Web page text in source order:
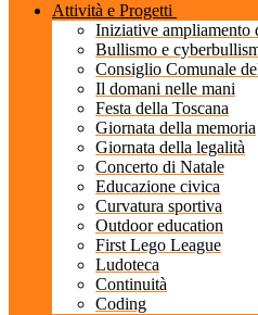
Attività e Progetti
Iniziative ampliamento
Bullismo e
Consiglio Comunale
Il domani nelle mani
Festa della Toscana
Giornata della memoria
Giornata della legalità
Concerto di Natale
Educazione civica
Curvatura sportiva
Outdoor education
First Lego League
Ludoteca
Continuità
Coding